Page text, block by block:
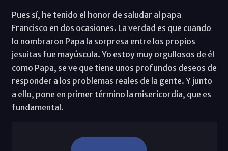
Pues sí, he tenido el honor de saludar al papa
Francisco en dos ocasiones. La verdad es que cuando
lo nombraron Papa la sorpresa entre los propios
jesuitas fue mayúscula. Yo estoy muy orgullosos de él
como Papa, se ve que tiene unos profundos deseos de
responder a los problemas reales de la gente. Y junto
a ello, pone en primer término la misericordia, que es
fundamental.